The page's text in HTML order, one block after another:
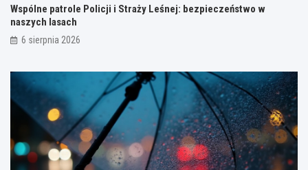
Wspólne patrole Policji i Straży Leśnej: bezpieczeństwo w
naszych lasach
6 sierpnia 2026